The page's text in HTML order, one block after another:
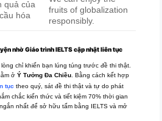
quả của
hóa
fruits of globalization
responsibly.
nhờ Giáo trình IELTS cập nhật liên tục
chỉ khiến bạn lúng túng trước đề thi thật.
ởÝ Tưởng Đa Chiều. Bằng cách kết hợp
tục theo quý, sát đề thi thật và tự do phát
chắc kiến thức và tiết kiệm 70% thời gian
nhất để sở hữu tấm bằng IELTS và mở